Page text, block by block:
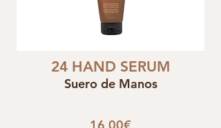
24 HAND SERUM
Suero de Manos
16,00€